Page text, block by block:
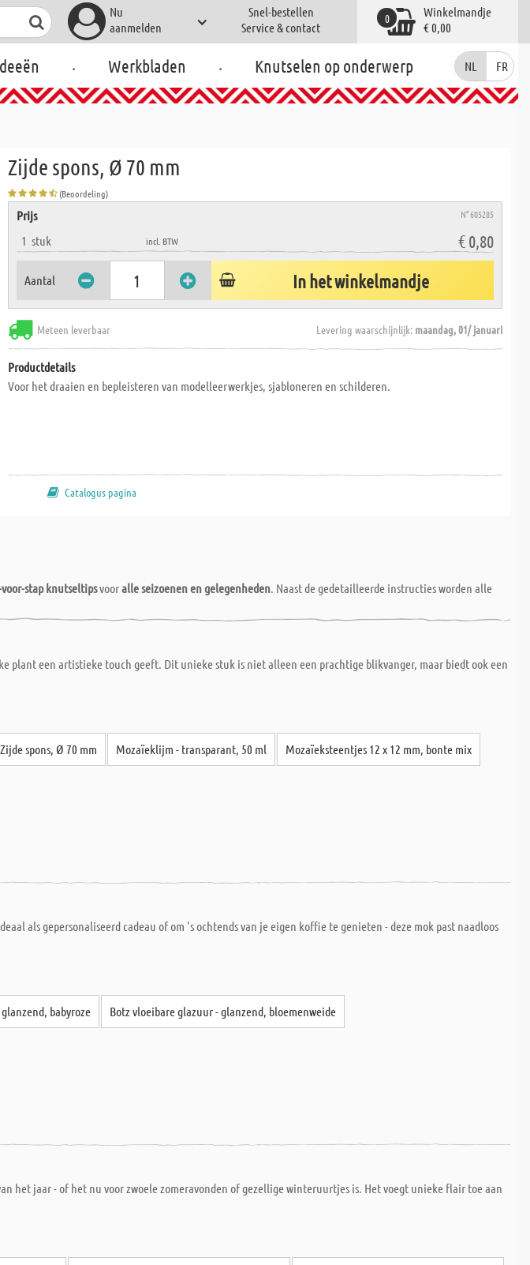
Nu
aanmelden
Snel-bestellen
Service & contact
Winkelmandje
€ 0,00
0
. Werkbladen . Knutselen op onderwerp NL FR
Zijde spons, Ø 70 mm
(Beoordeling)
Prijs N° 605285
1 stuk incl. BTW € 0,80
Aantal In het winkelmandje
Meteen leverbaar Levering waarschijnlijk: maandag, 01/ januari
Productdetails
Voor het draaien en bepleisteren van modelleerwerkjes, sjabloneren en schilderen.
Catalogus pagina
stap knutseltipsvooralle seizoenen en gelegenheden. Naast de gedetailleerde instructies worden alle
plant een artistieke touch geeft. Dit unieke stuk is niet alleen een prachtige blikvanger, maar biedt ook een
Zijde spons, Ø 70 mm Mozaïeklijm - transparant, 50 ml Mozaïeksteentjes 12 x 12 mm, bonte mix
als gepersonaliseerd cadeau of om 's ochtends van je eigen koffie te genieten - deze mok past naadloos
babyroze Botz vloeibare glazuur - glanzend, bloemenweide
het jaar - of het nu voor zwoele zomeravonden of gezellige winteruurtjes is. Het voegt unieke flair toe aan